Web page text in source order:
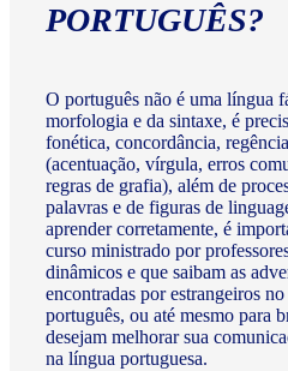
PORTUGUÊS?
O português não é uma língua
morfologia e da sintaxe, é
fonética, concordância,
(acentuação, vírgula, erros
regras de grafia), além de
palavras e de figuras de
aprender corretamente, é
curso ministrado por
dinâmicos e que saibam as
encontradas por estrangeiros
português, ou até mesmo para
desejam melhorar sua
na língua portuguesa.